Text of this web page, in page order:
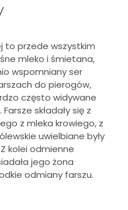
to przede wszystkim
mleko i śmietana,
wspomniany ser
do pierogów,
często widywane
składały się z
z mleka krowiego, z
uwielbiane były
Z kolei odmienne
jego żona
odmiany farszu.